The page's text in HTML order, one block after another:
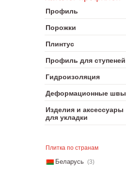
Профиль
Порожки
Плинтус
Профиль для ступеней
Гидроизоляция
Деформационные швы
Изделия и аксессуары
для укладки
Плитка по странам
Беларусь (3)